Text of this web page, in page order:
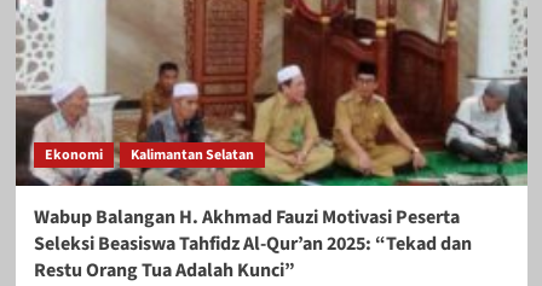
Ekonomi Kalimantan Selatan
Wabup Balangan H. Akhmad Fauzi Motivasi Peserta
Seleksi Beasiswa Tahfidz Al-Qur’an 2025: “Tekad dan
Restu Orang Tua Adalah Kunci”